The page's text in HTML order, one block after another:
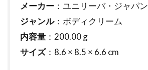
メーカー ：ユニリーバ・ジャパン
ジャンル：ボディクリーム
内容量 ：200.00 g
サイズ：8.6 × 8.5 × 6.6 cm